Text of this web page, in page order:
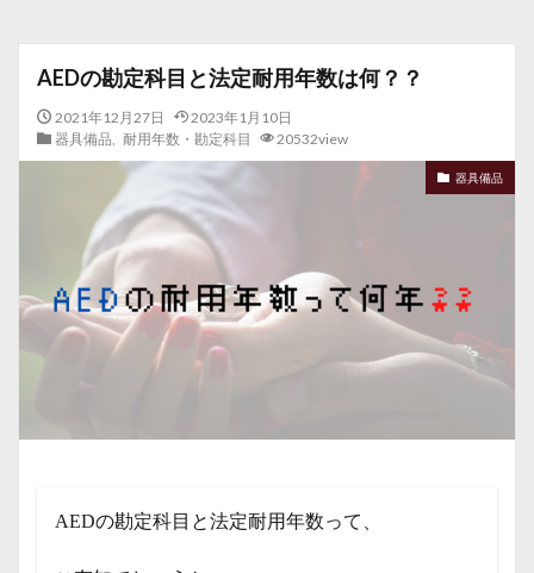
AEDの勘定科目と法定耐用年数は何？？
2021年12月27日
2023年1月10日
器具備品
耐用年数・勘定科目 20532view
器具備品
AEDの勘定科目と法定耐用年数って、